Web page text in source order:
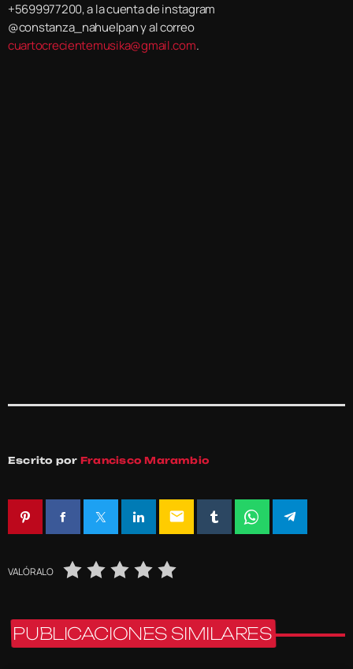
+5699977200, a la cuenta de instagram
@constanza_nahuelpan y al correo
cuartocrecientemusika@gmail.com.
Escrito por Francisco Marambio
email
VALÓRALO
PUBLICACIONES SIMILARES